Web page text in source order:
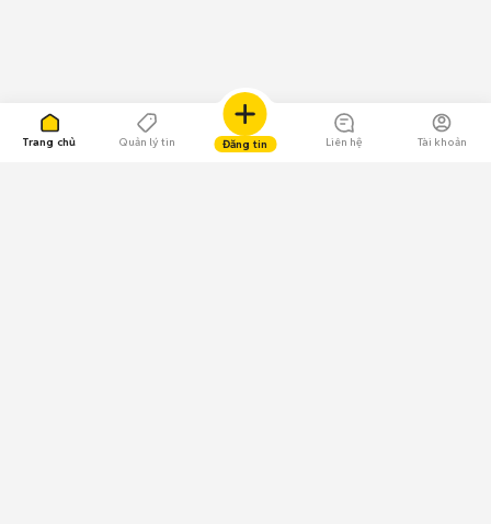
Trang chủ Quản lý tin Đăng tin Liên hệ Tài khoản